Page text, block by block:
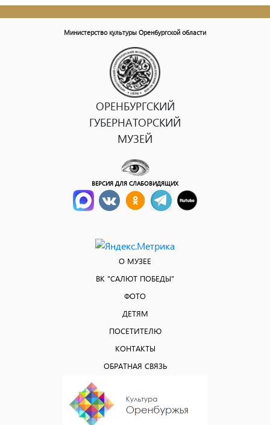
Министерство культуры Оренбургской области
ОРЕНБУРГСКИЙ
ГУБЕРНАТОРСКИЙ
МУЗЕЙ
ВЕРСИЯ ДЛЯ СЛАБОВИДЯЩИХ
О МУЗЕЕ
ВК "САЛЮТ ПОБЕДЫ"
ФОТО
ДЕТЯМ
ПОСЕТИТЕЛЮ
КОНТАКТЫ
ОБРАТНАЯ СВЯЗЬ